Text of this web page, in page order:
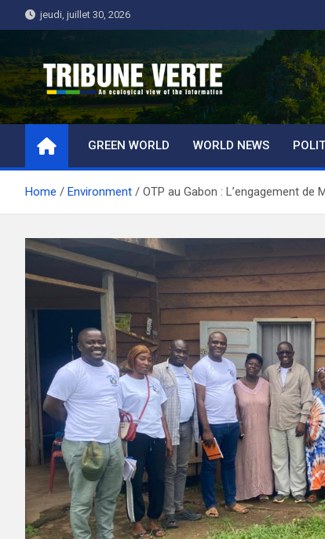
to
jeudi, juillet 30, 2026
Tribune Verte
Un regard écologique de l'information
GREEN WORLD WORLD NEWS
Home Environment OTP au Gabon : L’engagement